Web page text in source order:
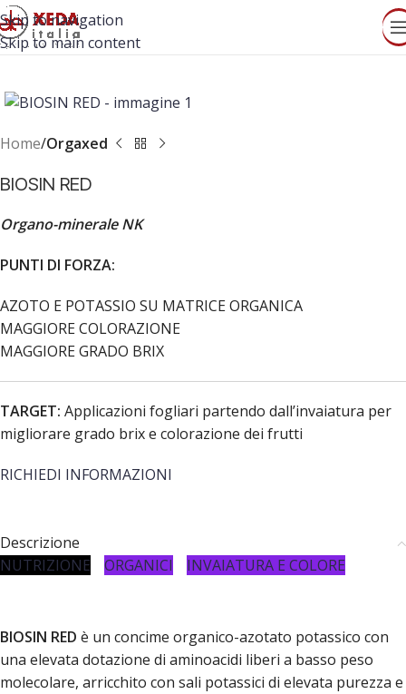
Skip to navigation
Skip to main content
Home Orgaxed
BIOSIN RED
Organo-minerale NK
PUNTI DI FORZA:
AZOTO E POTASSIO SU MATRICE ORGANICA
MAGGIORE COLORAZIONE
MAGGIORE GRADO BRIX
TARGET: Applicazioni fogliari partendo dall’invaiatura per
migliorare grado brix e colorazione dei frutti
RICHIEDI INFORMAZIONI
Descrizione
NUTRIZIONE
ORGANICI INVAIATURA E COLORE
BIOSIN RED è un concime organico-azotato potassico con
una elevata dotazione di aminoacidi liberi a basso peso
molecolare, arricchito con sali potassici di elevata purezza e